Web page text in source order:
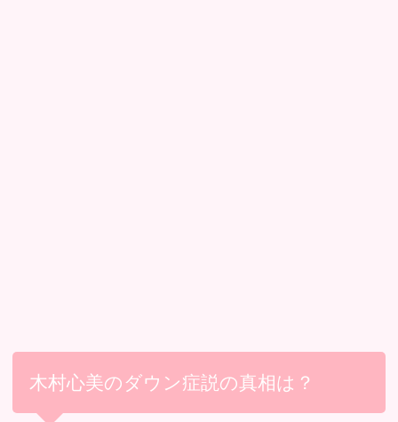
木村心美のダウン症説の真相は？